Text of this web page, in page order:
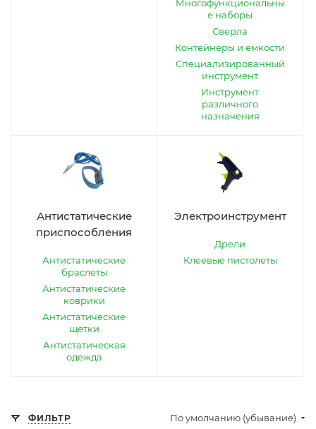
Многофункциональны
е наборы
Сверла
Контейнеры и емкости
Специализированный
инструмент
Инструмент
различного
назначения
Антистатические
приспособления
Антистатические
браслеты
Антистатические
коврики
Антистатические
щетки
Антистатическая
одежда
Электроинструмент
Дрели
Клеевые пистолеты
ФИЛЬТР По умолчанию (убывание)